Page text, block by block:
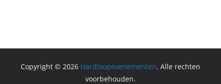
Copyright © 2026 Hardloopevenementen. Alle rechten
voorbehouden.